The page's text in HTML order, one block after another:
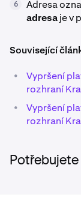
6 Adresa
adresaje v
Související
•
Vypršení
rozhraní
•
Vypršení
rozhraní